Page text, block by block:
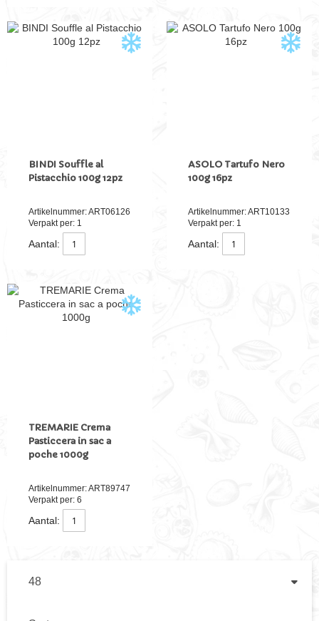
BINDI Souffle al
Pistacchio 100g 12pz
Artikelnummer: ART06126
Verpakt per: 1
Aantal:
ASOLO Tartufo Nero
100g 16pz
Artikelnummer: ART10133
Verpakt per: 1
Aantal:
TREMARIE Crema
Pasticcera in sac a
poche 1000g
Artikelnummer: ART89747
Verpakt per: 6
Aantal: